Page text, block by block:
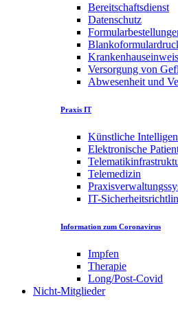
Bereitschaftsdienst
Datenschutz
Versorgung von
Abwesenheit und
Praxis IT
Künstliche
Elektronische
Telemedizin
IT-
Information zum Coronavirus
Impfen
Therapie
Long/Post-Covid
Nicht-Mitglieder